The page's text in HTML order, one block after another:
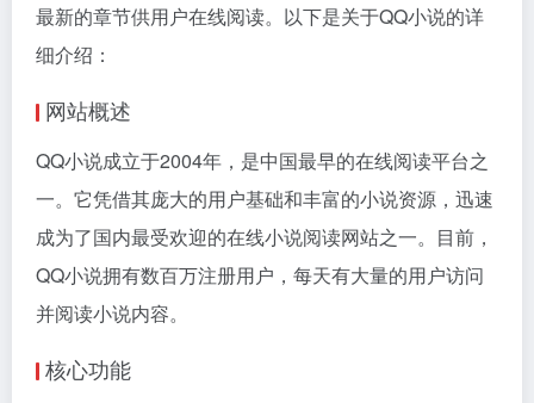
最新的章节供用户在线阅读。以下是关于QQ小说的详
细介绍：
网站概述
QQ小说成立于2004年，是中国最早的在线阅读平台之
一。它凭借其庞大的用户基础和丰富的小说资源，迅速
成为了国内最受欢迎的在线小说阅读网站之一。目前，
QQ小说拥有数百万注册用户，每天有大量的用户访问
并阅读小说内容。
核心功能